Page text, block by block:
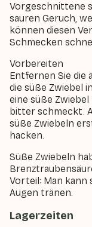
Vorgeschnittene
sauren Geruch,
können diesen
Schmecken
Vorbereiten
Entfernen Sie die
die süße Zwiebel
eine süße Zwiebel
bitter schmeckt.
süße Zwiebeln
hacken.
Süße Zwiebeln
Vorteil: Man kann
Augen tränen.
Lagerzeiten